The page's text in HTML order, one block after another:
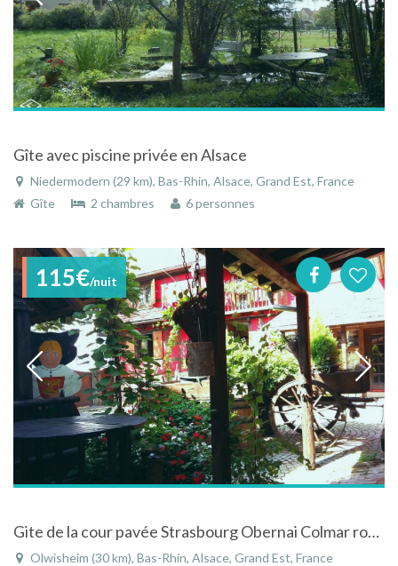
Gîte avec piscine privée en Alsace
Niedermodern (29 km), Bas-Rhin, Alsace, Grand Est, France
Gîte
2 chambres 6 personnes
115€/nuit
Gite de la cour pavée Strasbourg Obernai Colmar route des vins chateaux musées
Olwisheim (30 km), Bas-Rhin, Alsace, Grand Est, France